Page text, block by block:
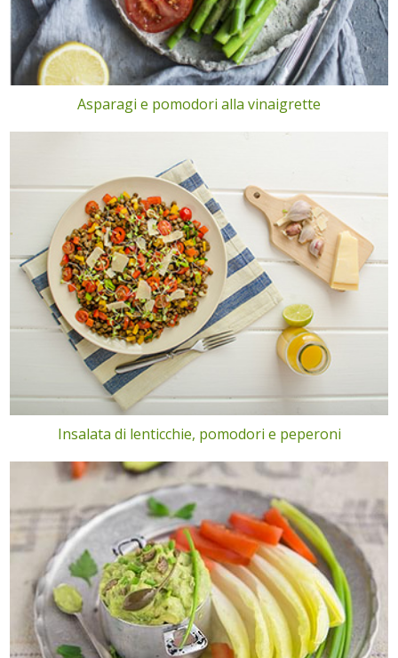
Asparagi e pomodori alla vinaigrette
Insalata di lenticchie, pomodori e peperoni